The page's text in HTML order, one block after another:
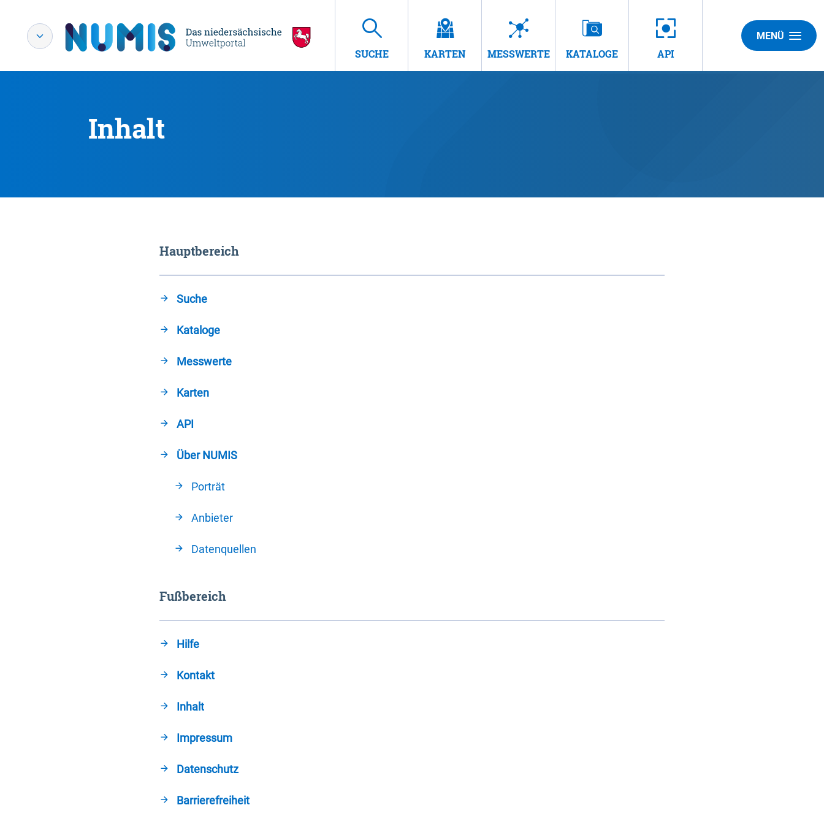
SUCHE KARTEN MESSWERTE KATALOGE API
MENÜ
Inhalt
Hauptbereich
Suche
Kataloge
Messwerte
Karten
API
Über NUMIS
Porträt
Anbieter
Datenquellen
Fußbereich
Hilfe
Kontakt
Inhalt
Impressum
Datenschutz
Barrierefreiheit